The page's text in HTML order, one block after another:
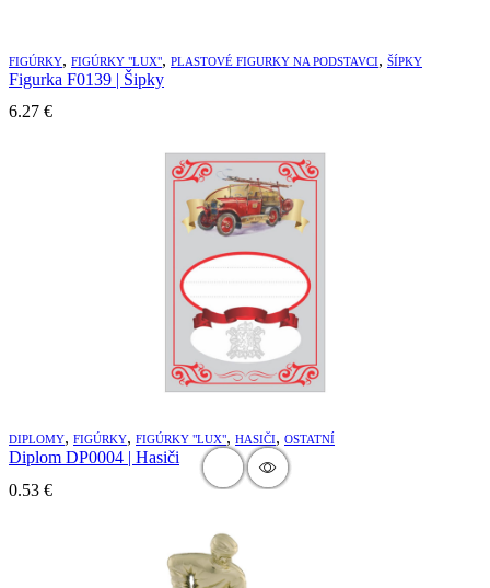
FIGÚRKY, FIGÚRKY "LUX", PLASTOVÉ FIGURKY NA PODSTAVCI, ŠÍPKY
Figurka F0139 | Šipky
6.27 €
DIPLOMY, FIGÚRKY, FIGÚRKY "LUX", HASIČI, OSTATNÍ
Diplom DP0004 | Hasiči
0.53 €